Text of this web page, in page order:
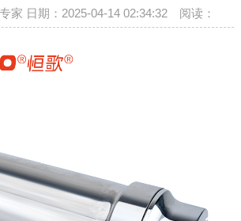
家 日期：2025-04-14 02:34:32 阅读：